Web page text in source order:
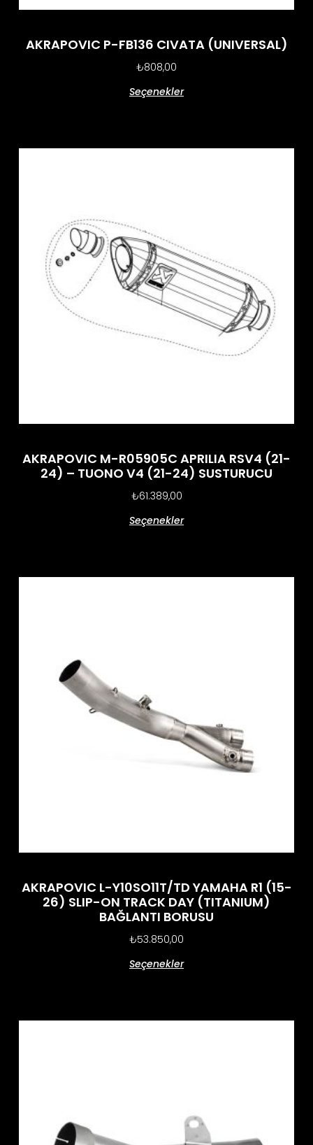
AKRAPOVIC P-FB136 CIVATA (UNIVERSAL)
₺808,00
Seçenekler
AKRAPOVIC M-R05905C APRILIA RSV4 (21-
24) – TUONO V4 (21-24) SUSTURUCU
₺61.389,00
Seçenekler
AKRAPOVIC L-Y10SO11T/TD YAMAHA R1 (15-
26) SLIP-ON TRACK DAY (TITANIUM)
BAĞLANTI BORUSU
₺53.850,00
Seçenekler